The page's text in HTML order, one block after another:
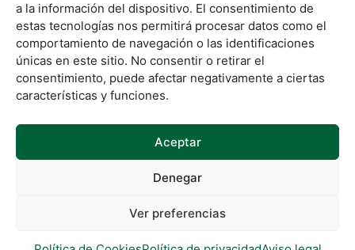
a la información del dispositivo. El consentimiento de
estas tecnologías nos permitirá procesar datos como el
comportamiento de navegación o las identificaciones
únicas en este sitio. No consentir o retirar el
consentimiento, puede afectar negativamente a ciertas
características y funciones.
Aceptar
Denegar
Ver preferencias
Números
+34 915 472 606
+34 672 049 796
Política de Calidad y Seguridad de la Información
Iniciar sesión |Cerrar sesión